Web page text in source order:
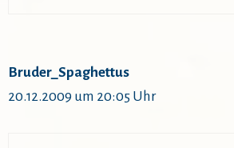
Bruder_Spaghettus
20.12.2009 um 20:05 Uhr